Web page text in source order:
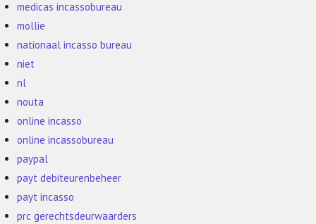
medicas incassobureau
mollie
nationaal incasso bureau
niet
nl
nouta
online incasso
online incassobureau
paypal
payt debiteurenbeheer
payt incasso
prc gerechtsdeurwaarders